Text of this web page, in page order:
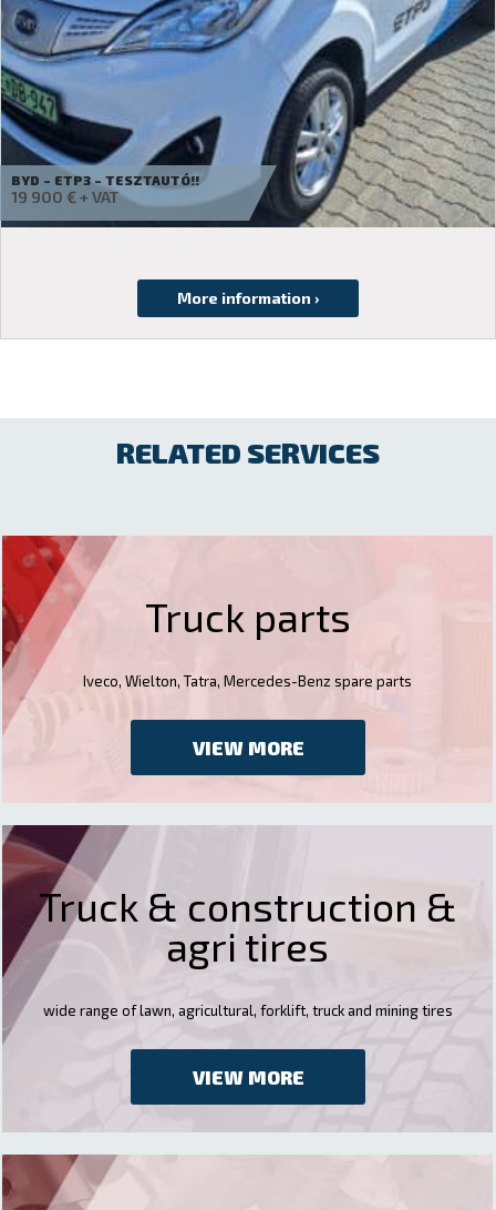
BYD – ETM6 SWB BASIC – ÚJ ELEKTROMOS TGK.
75 000€
RELATED SERVICES
Truck parts
Iveco, Wielton, Tatra, Mercedes-Benz spare parts
VIEW MORE
Truck & construction &
agri tires
wide range of lawn, agricultural, forklift, truck and mining tires
VIEW MORE